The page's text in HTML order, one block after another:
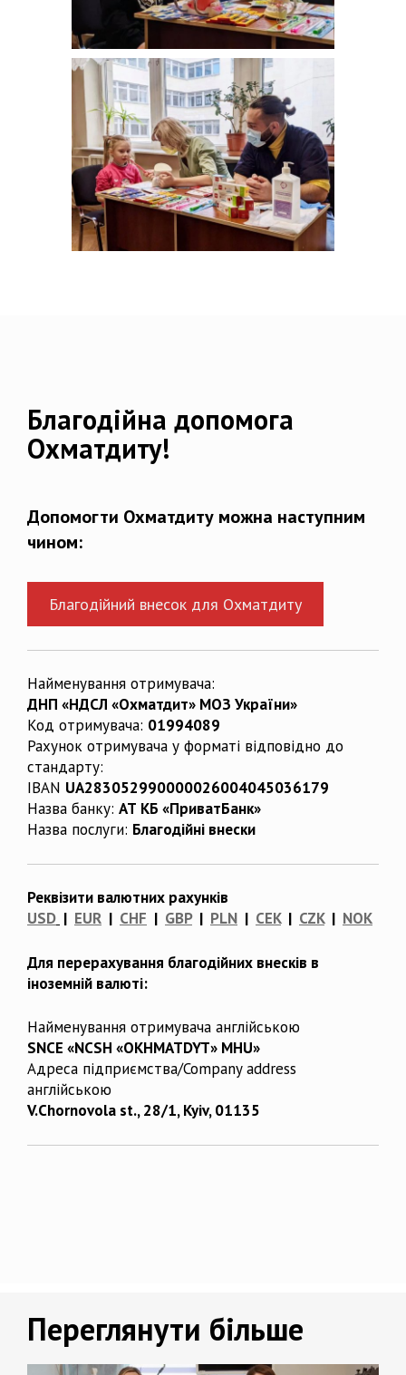
Благодійна допомога
Охматдиту!
Допомогти Охматдиту можна наступним
чином:
Благодійний внесок для Охматдиту
Найменування отримувача:
ДНП «НДСЛ «Охматдит» МОЗ України»
Код отримувача: 01994089
Рахунок отримувача у форматі відповідно до
стандарту:
IBAN UA283052990000026004045036179
Назва банку: АТ КБ «ПриватБанк»
Назва послуги: Благодійні внески
Реквізити валютних рахунків
USD | EUR | CHF | GBP| PLN | CEK| CZK| NOK
Для перерахування благодійних внесків в
іноземній валюті:
Найменування отримувача англійською
SNCE «NCSH «OKHMATDYT» MHU»
Адреса підприємства/Company address
англійською
V.Chornovola st., 28/1, Kyiv, 01135
Переглянути більше